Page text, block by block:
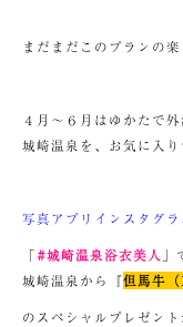
まだまだこのプランの
４月～６月はゆかたで
城崎温泉を、お気に入
写真アプリインスタグラ
「#城崎温泉浴衣美人 」
城崎温泉から『但馬牛（
のスペシャルプレゼン